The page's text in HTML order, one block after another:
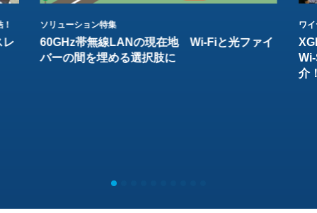
レ
ソリューション特集
60GHz帯無線LANの現在地 Wi-Fiと光ファイ
バーの間を埋める選択肢に
ワ
介